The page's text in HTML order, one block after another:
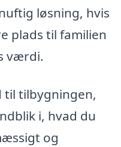
løsning, hvis
plads til familien
værdi.
til tilbygningen,
i, hvad du
og